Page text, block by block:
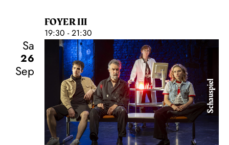
FOYER III
19:30 - 21:30
Sa
26
Sep
Schauspiel